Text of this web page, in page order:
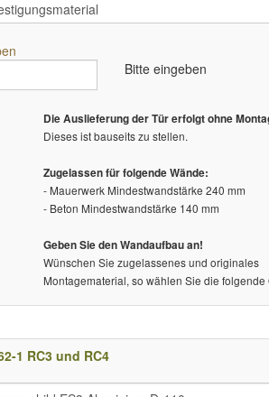
Bitte eingeben
Die Auslieferung der Tür erfolgt ohne
Dieses ist bauseits zu stellen.
Zugelassen für folgende Wände:
- Mauerwerk Mindestwandstärke 240 mm
- Beton Mindestwandstärke 140 mm
Geben Sie den Wandaufbau an!
Wünschen Sie zugelassenes und originales
Montagematerial, so wählen Sie die folgende
1 RC3 und RC4